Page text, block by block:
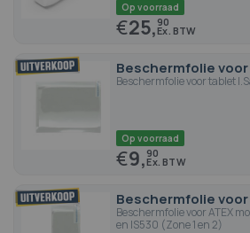
Op voorraad
€25,90
Beschermfolie voor
Beschermfolie voor tablet
Op voorraad
€9,90
Beschermfolie voor
Beschermfolie voor ATEX
en IS530 (Zone 1 en 2)